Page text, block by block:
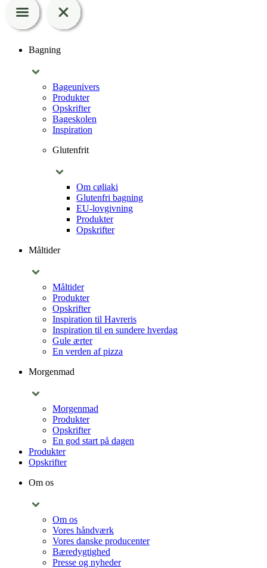
Bagning
Bageunivers
Produkter
Opskrifter
Bageskolen
Inspiration
Glutenfrit
Om cøliaki
Glutenfri bagning
EU-lovgivning
Produkter
Opskrifter
Måltider
Måltider
Produkter
Opskrifter
Inspiration til Havreris
Inspiration til en sundere hverdag
Gule ærter
En verden af pizza
Morgenmad
Morgenmad
Produkter
Opskrifter
En god start på dagen
Produkter
Opskrifter
Om os
Om os
Vores håndværk
Vores danske producenter
Bæredygtighed
Presse og nyheder